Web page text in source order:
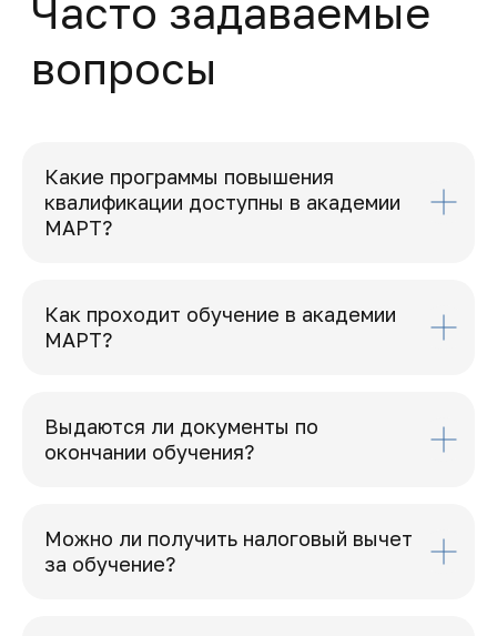
Какие программы повышения
квалификации доступны в академии
МАРТ?
Как проходит обучение в академии
МАРТ?
Выдаются ли документы по
окончании обучения?
Можно ли получить налоговый вычет
за обучение?